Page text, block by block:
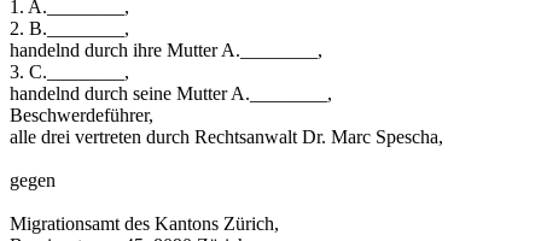
1. A.________,
2. B.________,
handelnd durch ihre Mutter A.________,
3. C.________,
handelnd durch seine Mutter A.________,
Beschwerdeführer,
alle drei vertreten durch Rechtsanwalt Dr. Marc Spescha,
gegen
Migrationsamt des Kantons Zürich,